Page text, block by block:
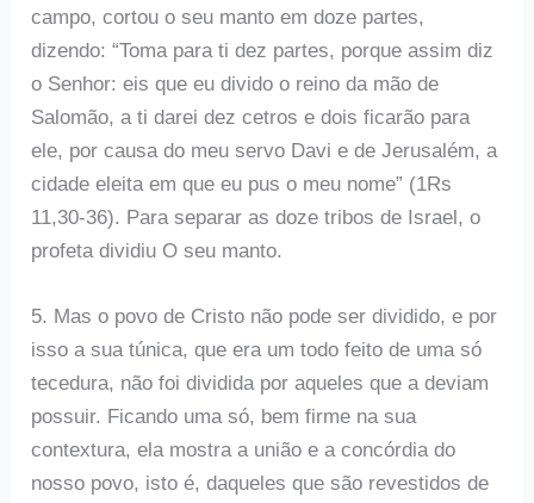
campo, cortou o seu manto em doze partes,
dizendo: “Toma para ti dez partes, porque assim diz
o Senhor: eis que eu divido o reino da mão de
Salomão, a ti darei dez cetros e dois ficarão para
ele, por causa do meu servo Davi e de Jerusalém, a
cidade eleita em que eu pus o meu nome” (1Rs
11,30-36). Para separar as doze tribos de Israel, o
profeta dividiu O seu manto.
5. Mas o povo de Cristo não pode ser dividido, e por
isso a sua túnica, que era um todo feito de uma só
tecedura, não foi dividida por aqueles que a deviam
possuir. Ficando uma só, bem firme na sua
contextura, ela mostra a união e a concórdia do
nosso povo, isto é, daqueles que são revestidos de